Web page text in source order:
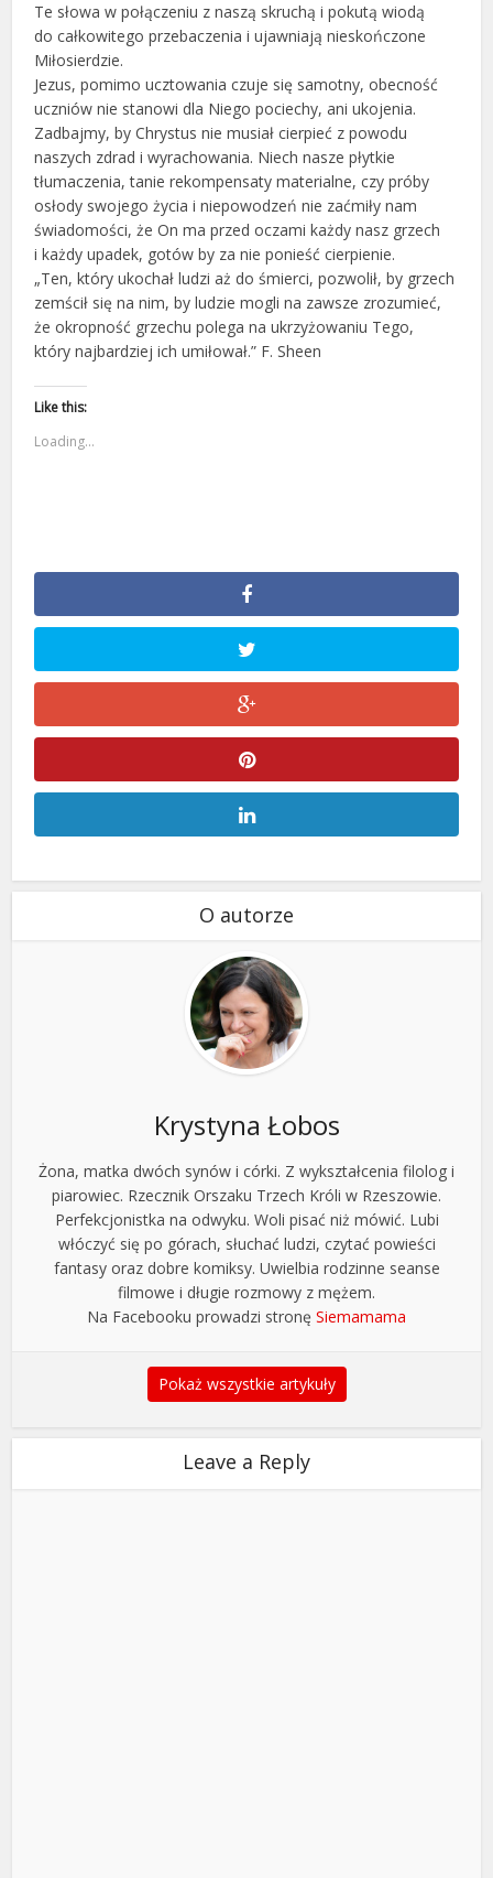
Te słowa w połączeniu z naszą skruchą i pokutą wiodą
do całkowitego przebaczenia i ujawniają nieskończone
Miłosierdzie.
Jezus, pomimo ucztowania czuje się samotny, obecność
uczniów nie stanowi dla Niego pociechy, ani ukojenia.
Zadbajmy, by Chrystus nie musiał cierpieć z powodu
naszych zdrad i wyrachowania. Niech nasze płytkie
tłumaczenia, tanie rekompensaty materialne, czy próby
osłody swojego życia i niepowodzeń nie zaćmiły nam
świadomości, że On ma przed oczami każdy nasz grzech
i każdy upadek, gotów by za nie ponieść cierpienie.
„Ten, który ukochał ludzi aż do śmierci, pozwolił, by grzech
zemścił się na nim, by ludzie mogli na zawsze zrozumieć,
że okropność grzechu polega na ukrzyżowaniu Tego,
który najbardziej ich umiłował.” F. Sheen
Like this:
Loading...
O autorze
Krystyna Łobos
Żona, matka dwóch synów i córki. Z wykształcenia filolog i
piarowiec. Rzecznik Orszaku Trzech Króli w Rzeszowie.
Perfekcjonistka na odwyku. Woli pisać niż mówić. Lubi
włóczyć się po górach, słuchać ludzi, czytać powieści
fantasy oraz dobre komiksy. Uwielbia rodzinne seanse
filmowe i długie rozmowy z mężem.
Na Facebooku prowadzi stronę Siemamama
Pokaż wszystkie artykuły
Leave a Reply